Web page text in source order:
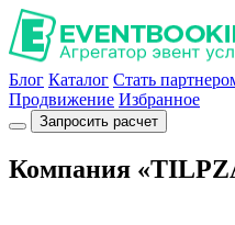
Блог Каталог Стать
Продвижение Избранное
Запросить расчет
Компания